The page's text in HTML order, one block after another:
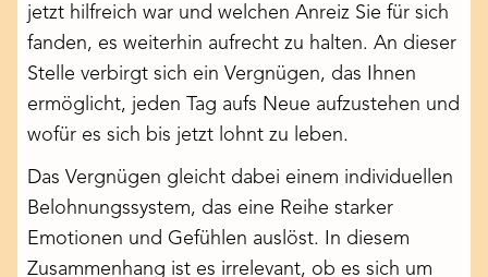
jetzt hilfreich war und welchen Anreiz Sie für sich
fanden, es weiterhin aufrecht zu halten. An dieser
Stelle verbirgt sich ein Vergnügen, das Ihnen
ermöglicht, jeden Tag aufs Neue aufzustehen und
wofür es sich bis jetzt lohnt zu leben.
Das Vergnügen gleicht dabei einem individuellen
Belohnungssystem, das eine Reihe starker
Emotionen und Gefühlen auslöst. In diesem
Zusammenhang ist es irrelevant, ob es sich um